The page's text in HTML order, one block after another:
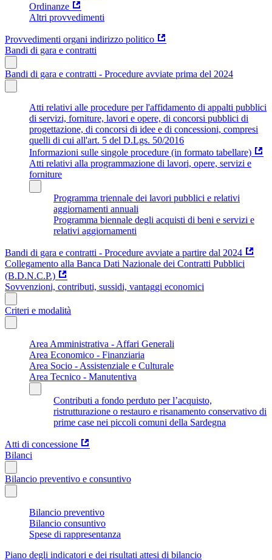
Ordinanze
Altri provvedimenti
Provvedimenti organi indirizzo politico
Bandi di gara e contratti
Bandi di gara e contratti - Procedure avviate prima del 2024
Atti relativi alle procedure per l'affidamento di appalti pubblici
di servizi, forniture, lavori e opere, di concorsi pubblici di
progettazione, di concorsi di idee e di concessioni, compresi
quelli di cui all'art. 5 del D.Lgs. 50/2016
Informazioni sulle singole procedure (in formato tabellare)
Atti relativi alla programmazione di lavori, opere, servizi e
forniture
Programma triennale dei lavori pubblici e relativi
aggiornamenti annuali
Programma biennale degli acquisti di beni e servizi e
relativi aggiornamenti
Bandi di gara e contratti - Procedure avviate a partire dal 2024
Collegamento alla Banca Dati Nazionale dei Contratti Pubblici
(B.D.N.C.P.)
Sovvenzioni, contributi, sussidi, vantaggi economici
Criteri e modalità
Area Amministrativa - Affari Generali
Area Economico - Finanziaria
Area Socio - Assistenziale e Culturale
Area Tecnico - Manutentiva
Contributi a fondo perduto per l’acquisto,
ristrutturazione o restauro e risanamento conservativo di
prime case nei piccoli comuni della Sardegna
Atti di concessione
Bilanci
Bilancio preventivo e consuntivo
Bilancio preventivo
Bilancio consuntivo
Spese di rappresentanza
Piano degli indicatori e dei risultati attesi di bilancio